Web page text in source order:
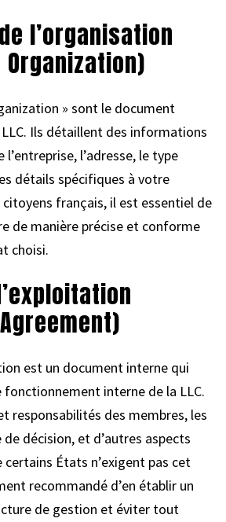
l’organisation
» sont le document
Ils détaillent des informations
l’adresse, le type
détails spécifiques à votre
français, il est essentiel de
de manière précise et conforme
choisi.
est un document interne qui
interne de la LLC.
responsabilités des membres, les
décision, et d’autres aspects
certains États n’exigent pas cet
recommandé d’en établir un
de gestion et éviter tout